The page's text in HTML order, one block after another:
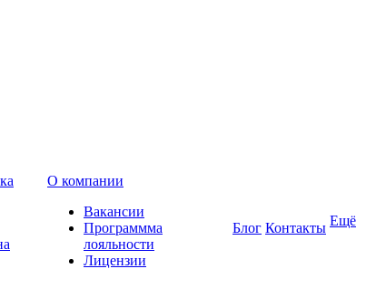
О компании
Вакансии
Программма
лояльности
Лицензии
Блог Контакты Ещё